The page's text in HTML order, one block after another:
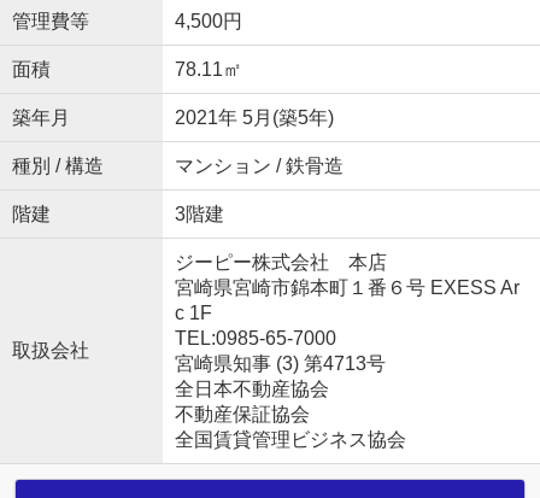
管理費等 4,500円
面積 78.11㎡
築年月 2021年 5月(築5年)
種別 / 構造 マンション / 鉄骨造
階建 3階建
取扱会社
ジーピー株式会社 本店
宮崎県宮崎市錦本町１番６号 EXESS Ar
c 1F
TEL:0985-65-7000
宮崎県知事 (3) 第4713号
全日本不動産協会
不動産保証協会
全国賃貸管理ビジネス協会